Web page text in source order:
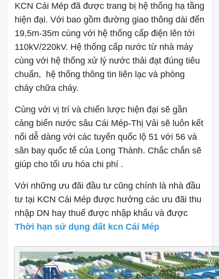
KCN Cái Mép đã được trang bị hệ thống hạ tầng
hiện đại. Với bao gồm đường giao thông dài đến
19,5m-35m cùng với hệ thống cấp điện lên tới
110kV/220kV. Hệ thống cấp nước từ nhà máy
cùng với hệ thống xử lý nước thải đạt đúng tiêu
chuẩn, hệ thống thông tin liên lạc và phòng
cháy chữa cháy.
Cùng với vị trí và chiến lược hiện đại sẽ gần
cảng biển nước sâu Cái Mép-Thị Vải sẽ luôn kết
nối dễ dàng với các tuyến quốc lộ 51 với 56 và
sân bay quốc tế của Long Thành. Chắc chắn sẽ
giúp cho tối ưu hóa chi phí .
Với những ưu đãi đầu tư cũng chính là nhà đầu
tư tại KCN Cái Mép được hưởng các ưu đãi thu
nhập DN hay thuế được nhập khẩu và được
Thời hạn sử dụng đất kcn Cái Mép